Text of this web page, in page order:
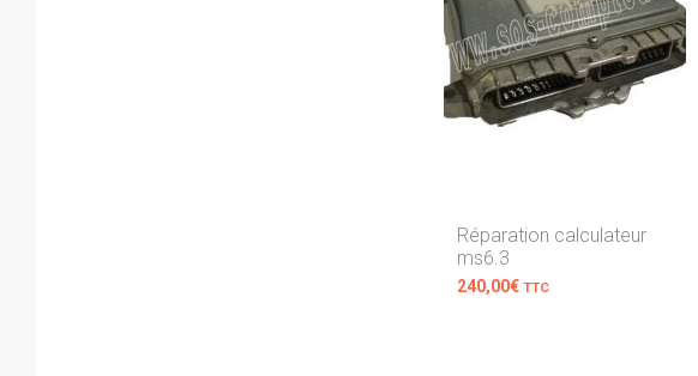
Réparation calculateur
ms6.3
240,00€ TTC